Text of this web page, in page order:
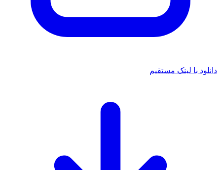
با لینک مستقیم